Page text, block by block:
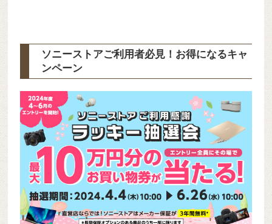
ソニーストアご利用者必見！お得になるキャ
ンペーン